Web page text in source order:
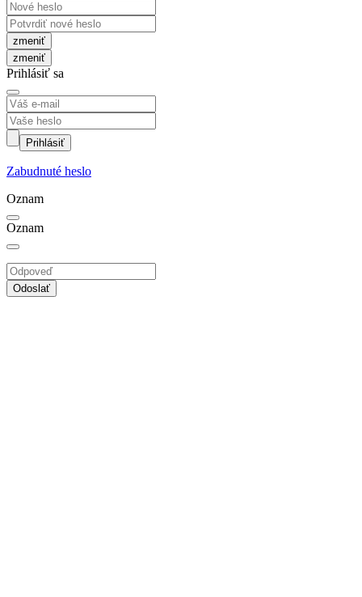
zmeniť
Prihlásiť sa
Prihlásiť
Zabudnuté heslo
Oznam
Oznam
Odoslať